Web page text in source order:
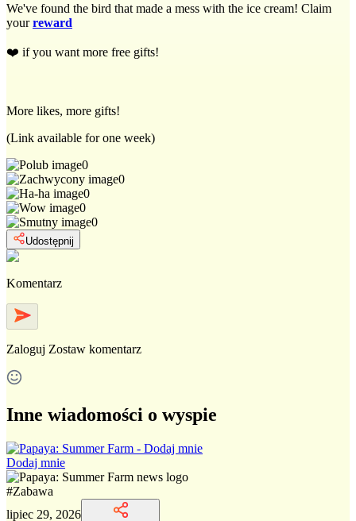
We've found the bird that made a mess with the ice cream! Claim
yourreward
❤️ if you want more free gifts!
More likes, more gifts!
(Link available for one week)
0
0
0
0
0
Udostępnij
Komentarz
Zaloguj Zostaw komentarz
Inne wiadomości o wyspie
Dodaj mnie
#Zabawa
lipiec 29, 2026